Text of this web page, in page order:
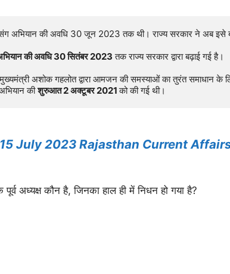
संग अभियान की अवधि 30 जून 2023 तक थी। राज्य सरकार ने अब इसे
की अवधि 30 सितंबर 2023 तक राज्य सरकार द्वारा बढ़ाई गई है।
अशोक गहलोत द्वारा आमजन की समस्याओं का तुरंत समाधान के
की शुरुआत 2 अक्टूबर 2021 को की गई थी।
15 July 2023 Rajasthan Current
पूर्व अध्यक्ष कौन है, जिनका हाल ही में निधन हो गया है?